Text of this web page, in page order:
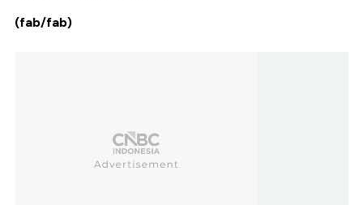
(fab/fab)